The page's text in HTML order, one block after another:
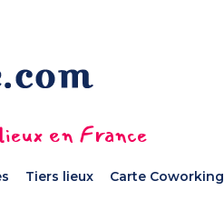
en France
Tiers lieux Carte Coworking